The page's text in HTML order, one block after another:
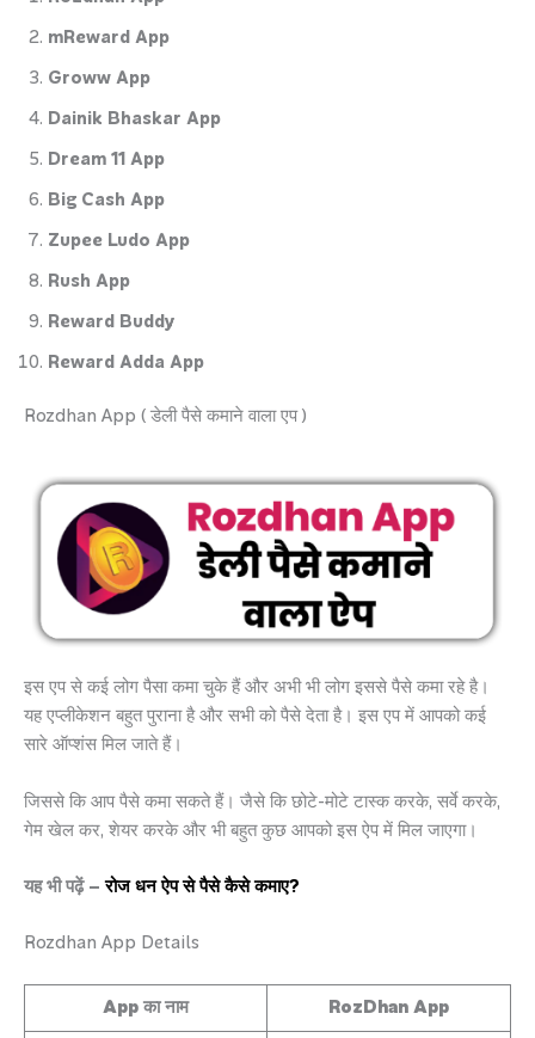
mReward App
Groww App
Dainik Bhaskar App
Dream 11 App
Big Cash App
Zupee Ludo App
Rush App
Reward Buddy
Reward Adda App
Rozdhan App ( डेली पैसे कमाने वाला एप )
इस एप से कई लोग पैसा कमा चुके हैं और अभी भी लोग इससे पैसे कमा रहे है।
यह एप्लीकेशन बहुत पुराना है और सभी को पैसे देता है। इस एप में आपको कई
सारे ऑप्शंस मिल जाते हैं।
जिससे कि आप पैसे कमा सकते हैं। जैसे कि छोटे-मोटे टास्क करके, सर्वे करके,
गेम खेल कर, शेयर करके और भी बहुत कुछ आपको इस ऐप में मिल जाएगा।
यह भी पढ़ें –रोज धन ऐप से पैसे कैसे कमाए?
Rozdhan App Details
App का नाम RozDhan App